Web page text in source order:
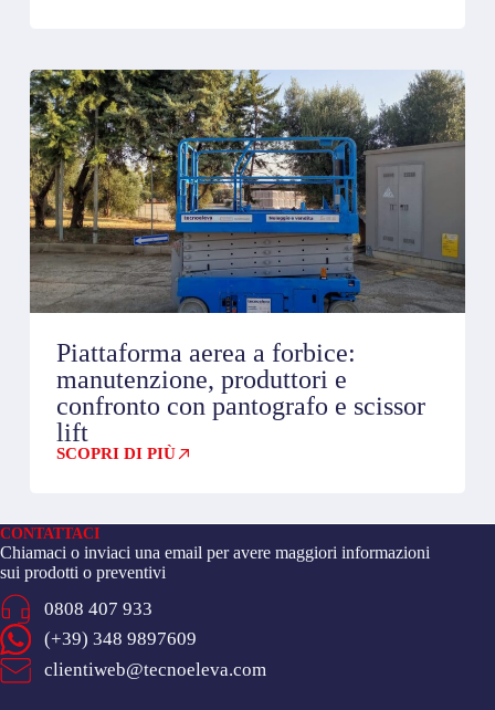
Piattaforma aerea a forbice:
manutenzione, produttori e
confronto con pantografo e scissor
lift
SCOPRI DI PIÙ
CONTATTACI
Chiamaci o inviaci una email per avere maggiori informazioni
sui prodotti o preventivi
0808 407 933
(+39) 348 9897609
clientiweb@tecnoeleva.com